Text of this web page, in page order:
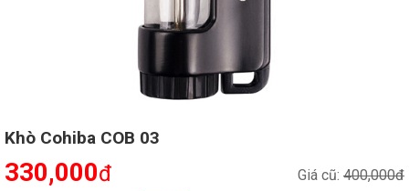
Khò Cohiba COB 03
Giá cũ: 400,000đ
330,000đ